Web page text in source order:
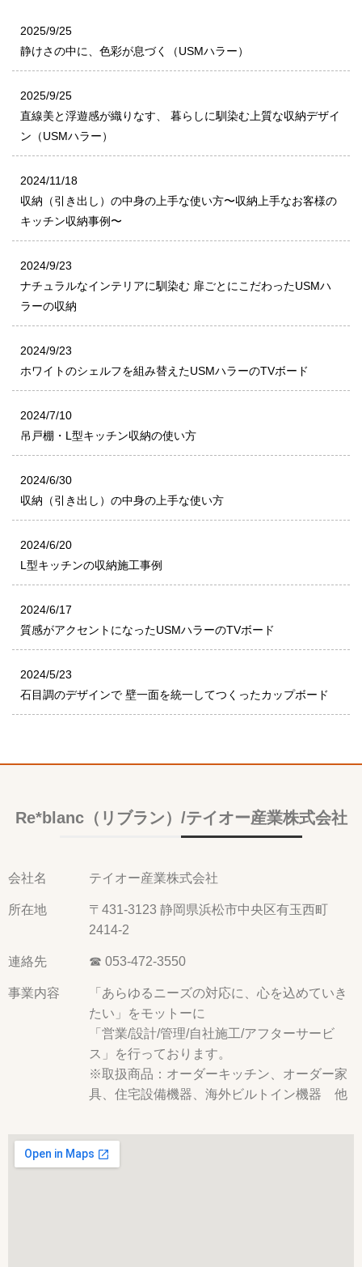
2025/9/25
静けさの中に、色彩が息づく（USMハラー）
2025/9/25
直線美と浮遊感が織りなす、 暮らしに馴染む上質な収納デザイ
ン（USMハラー）
2024/11/18
収納（引き出し）の中身の上手な使い方〜収納上手なお客様の
キッチン収納事例〜
2024/9/23
ナチュラルなインテリアに馴染む 扉ごとにこだわったUSMハ
ラーの収納
2024/9/23
ホワイトのシェルフを組み替えたUSMハラーのTVボード
2024/7/10
吊戸棚・L型キッチン収納の使い方
2024/6/30
収納（引き出し）の中身の上手な使い方
2024/6/20
L型キッチンの収納施工事例
2024/6/17
質感がアクセントになったUSMハラーのTVボード
2024/5/23
石目調のデザインで 壁一面を統一してつくったカップボード
Re*blanc（リブラン）/テイオー産業株式会社
会社名 テイオー産業株式会社
所在地
〒431-3123 静岡県浜松市中央区有玉西町
2414-2
連絡先 ☎ 053-472-3550
事業内容
「あらゆるニーズの対応に、心を込めていき
たい」をモットーに
「営業/設計/管理/自社施工/アフターサービ
ス」を行っております。
※取扱商品：オーダーキッチン、オーダー家
具、住宅設備機器、海外ビルトイン機器 他